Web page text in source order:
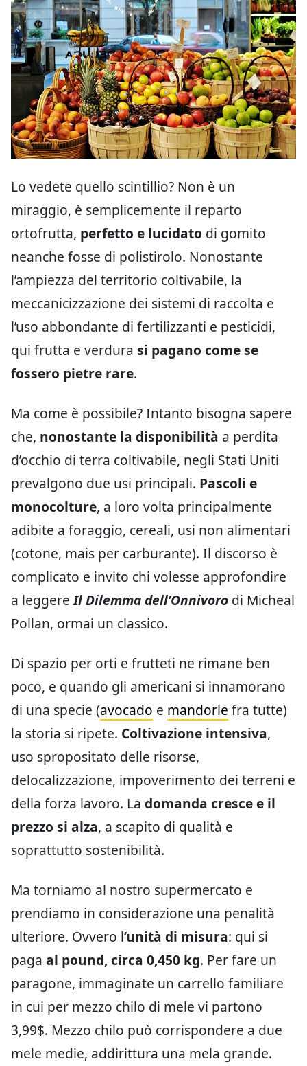
Lo vedete quello scintillio? Non è un
miraggio, è semplicemente il reparto
ortofrutta, perfetto e lucidato di gomito
neanche fosse di polistirolo. Nonostante
l’ampiezza del territorio coltivabile, la
meccanicizzazione dei sistemi di raccolta e
l’uso abbondante di fertilizzanti e pesticidi,
qui frutta e verdura si pagano come se
fossero pietre rare.
Ma come è possibile? Intanto bisogna sapere
che, nonostante la disponibilità a perdita
d’occhio di terra coltivabile, negli Stati Uniti
prevalgono due usi principali. Pascoli e
monocolture, a loro volta principalmente
adibite a foraggio, cereali, usi non alimentari
(cotone, mais per carburante). Il discorso è
complicato e invito chi volesse approfondire
a leggereIl Dilemma dell’Onnivoro di Micheal
Pollan, ormai un classico.
Di spazio per orti e frutteti ne rimane ben
poco, e quando gli americani si innamorano
di una specie (avocado e mandorle fra tutte)
la storia si ripete. Coltivazione intensiva,
uso spropositato delle risorse,
delocalizzazione, impoverimento dei terreni e
della forza lavoro. La domanda cresce e il
prezzo si alza, a scapito di qualità e
soprattutto sostenibilità.
Ma torniamo al nostro supermercato e
prendiamo in considerazione una penalità
ulteriore. Ovvero l’unità di misura: qui si
paga al pound, circa 0,450 kg. Per fare un
paragone, immaginate un carrello familiare
in cui per mezzo chilo di mele vi partono
3,99$. Mezzo chilo può corrispondere a due
mele medie, addirittura una mela grande.